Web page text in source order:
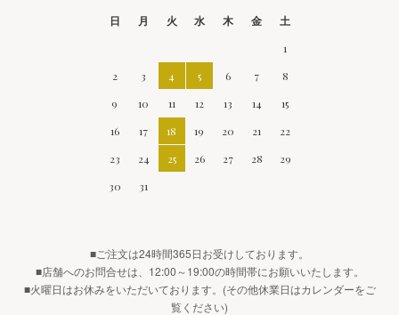
日 月 火 水 木 金
土
1
2
3 4 5 6 7
8
9
10 11 12 13 14
15
16
17 18 19 20 21
22
23
24 25 26 27 28
29
30
31
■ご注文は24時間365日お受けしております。
■店舗へのお問合せは、12:00～19:00の時間帯にお願いいたします。
■火曜日はお休みをいただいております。(その他休業日はカレンダーをご
覧ください)